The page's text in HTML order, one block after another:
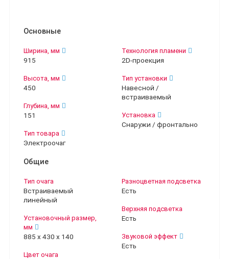
Основные
Ширина, мм
915
Высота, мм
450
Глубина, мм
151
Тип товара
Электроочаг
Технология пламени
2D-проекция
Тип установки
Навесной /
встраиваемый
Установка
Снаружи / фронтально
Общие
Тип очага
Встраиваемый
линейный
Установочный размер,
мм
885 х 430 х 140
Цвет очага
Разноцветная подсветка
Есть
Верхняя подсветка
Есть
Звуковой эффект
Есть